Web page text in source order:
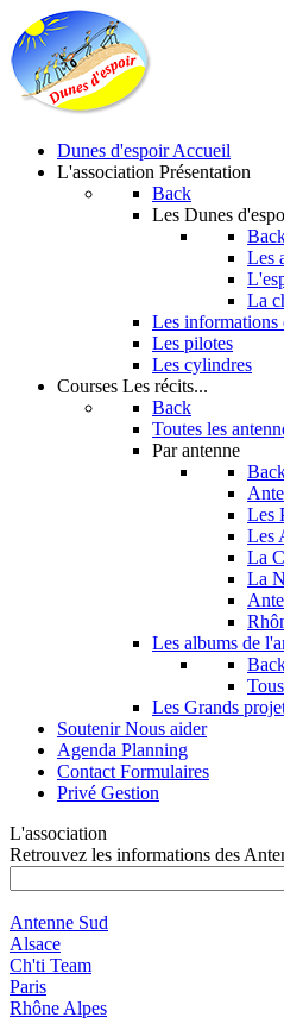
Dunes d'espoir Accueil
L'association Présentation
Back
Les Dunes
Les
La
Les informations
Les pilotes
Les cylindres
Courses Les récits...
Back
Toutes les
Par antenne
Les
Les
La
La
Les albums de
Les Grands
Soutenir Nous aider
Agenda Planning
Contact Formulaires
Privé Gestion
L'association
Retrouvez les informations des
Antenne Sud
Alsace
Ch'ti Team
Paris
Rhône Alpes